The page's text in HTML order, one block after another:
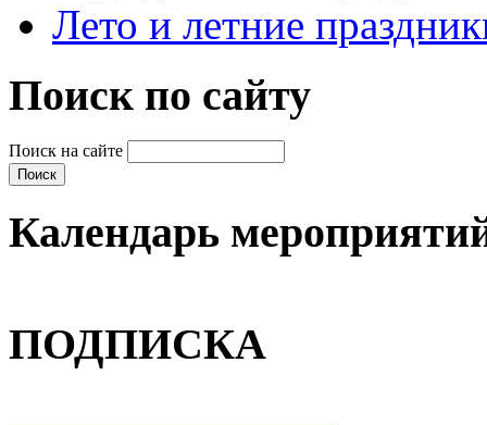
Лето и летние
Поиск по сайту
Поиск на сайте
Календарь
ПОДПИСКА